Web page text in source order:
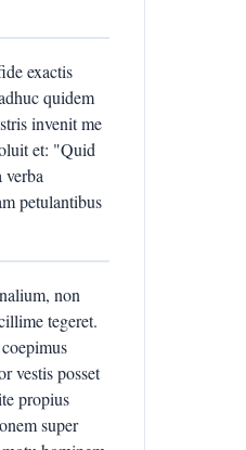
exactis
quidem
invenit me
et: "Quid
petulantibus
non
tegeret.
vestis posset
propius
super